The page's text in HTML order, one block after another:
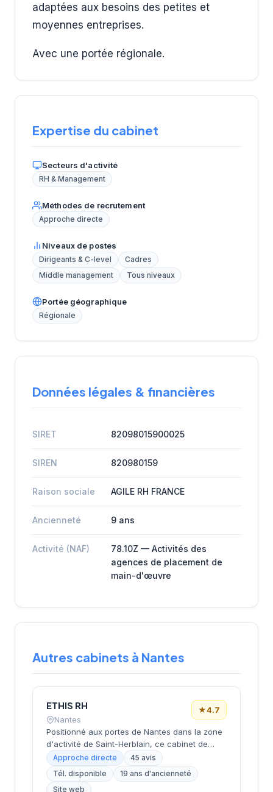
adaptées aux besoins des petites et
moyennes entreprises.
Avec une portée régionale.
Expertise du cabinet
Secteurs d'activité
RH & Management
Méthodes de recrutement
Approche directe
Niveaux de postes
Dirigeants & C-level
Cadres
Middle management
Tous niveaux
Portée géographique
Régionale
Données légales & financières
SIRET 82098015900025
SIREN 820980159
Raison sociale AGILE RH FRANCE
Ancienneté 9 ans
Activité (NAF)
78.10Z — Activités des
agences de placement de
main-d'œuvre
Autres cabinets à Nantes
ETHIS RH
Nantes
★4.7
Positionné aux portes de Nantes dans la zone
d'activité de Saint-Herblain, ce cabinet de
recrutement rayonne sur l'ensemble de la
métropole nantaise. Sa proximité avec les
principaux axes économiques de
Approche directe
45 avis
Tél. disponible
19 ans d'ancienneté
Site web